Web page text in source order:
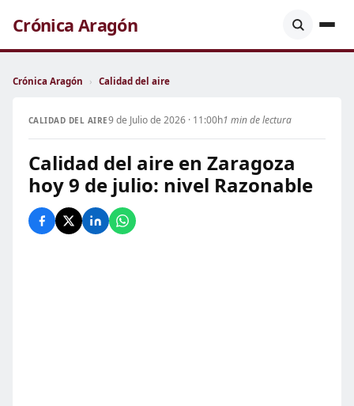
Crónica Aragón
Crónica Aragón › Calidad del aire
CALIDAD DEL AIRE9 de Julio de 2026 · 11:00h1 min de lectura
Calidad del aire en Zaragoza
hoy 9 de julio: nivel Razonable